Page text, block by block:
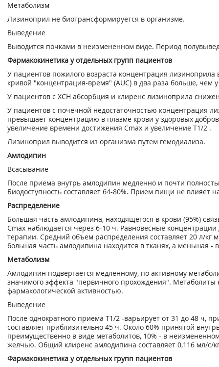
Метаболизм
Лизиноприл не биотрансформируется в организме.
Выведение
Выводится почками в неизмененном виде. Период
Фармакокинетика у отдельных групп пациентов
У пациентов пожилого возраста концентрация
кривой "концентрация-время" (AUC) в два раза больше, чем
У пациентов с ХСН абсорбция и клиренс лизиноприла
У пациентов с почечной недостаточностью концентрация
превышает концентрацию в плазме крови у здоровых
увеличение времени достижения Сmах и увеличение Т1/2 .
Лизиноприл выводится из организма путем гемодиализа.
Амлодипин
Всасывание
После приема внутрь амлодипин медленно и почти
Биодоступность составляет 64-80%. Прием пищи не влияет
Распределение
Большая часть амлодипина, находящегося в крови (95%)
Сmах наблюдается через 6-10 ч. Равновесные концентрации
терапии. Средний объем распределения составляет 20 л/кг
большая часть амлодипина находится в тканях, а меньшая -
Метаболизм
Амлодипин подвергается медленному, по активному
значимого эффекта "первичного прохождения". Метаболиты
фармакологической активностью.
Выведение
После однократного приема Т1/2 -варьирует от 31 до 48 ч,
составляет приблизительно 45 ч. Около 60% принятой
преимущественно в виде метаболитов, 10% - в
желчью. Общий клиренс амлодипина составляет 0,116 мл/с/
Фармакокинетика у отдельных групп пациентов